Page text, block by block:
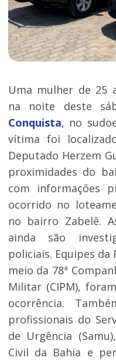
Uma mulher de 25
na noite deste
Conquista, no
vítima foi
Deputado Herzem
proximidades do
com informações
ocorrido no
no bairro Zabelê.
ainda são
policiais. Equipes
meio da 78ª
Militar (CIPM),
ocorrência.
profissionais do
de Urgência
Civil da Bahia e